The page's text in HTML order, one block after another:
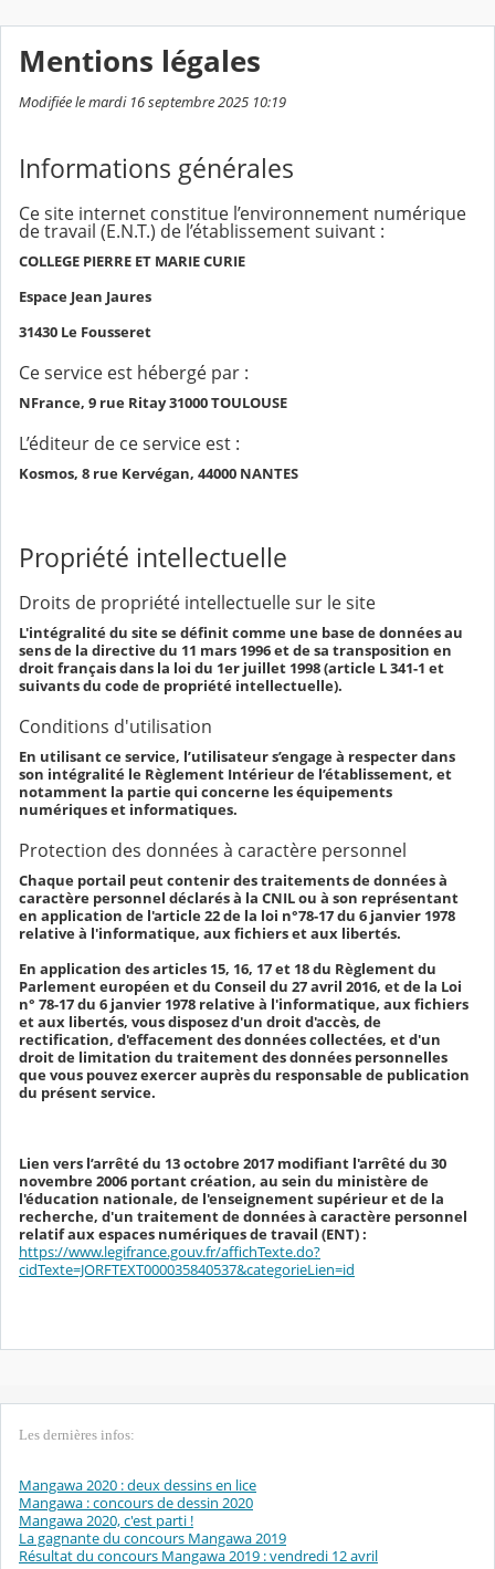
Mentions légales
Modifiée le mardi 16 septembre 2025 10:19
Informations générales
Ce site internet constitue l’environnement numérique
de travail (E.N.T.) de l’établissement suivant :
COLLEGE PIERRE ET MARIE CURIE
Espace Jean Jaures
31430 Le Fousseret
Ce service est hébergé par :
NFrance, 9 rue Ritay 31000 TOULOUSE
L’éditeur de ce service est :
Kosmos, 8 rue Kervégan, 44000 NANTES
Propriété intellectuelle
Droits de propriété intellectuelle sur le site
L'intégralité du site se définit comme une base de données au
sens de la directive du 11 mars 1996 et de sa transposition en
droit français dans la loi du 1er juillet 1998 (article L 341-1 et
suivants du code de propriété intellectuelle).
Conditions d'utilisation
En utilisant ce service, l’utilisateur s’engage à respecter dans
son intégralité le Règlement Intérieur de l’établissement, et
notamment la partie qui concerne les équipements
numériques et informatiques.
Protection des données à caractère personnel
Chaque portail peut contenir des traitements de données à
caractère personnel déclarés à la CNIL ou à son représentant
en application de l'article 22 de la loi n°78-17 du 6 janvier 1978
relative à l'informatique, aux fichiers et aux libertés.
En application des articles 15, 16, 17 et 18 du Règlement du
Parlement européen et du Conseil du 27 avril 2016, et de la Loi
n° 78-17 du 6 janvier 1978 relative à l'informatique, aux fichiers
et aux libertés, vous disposez d'un droit d'accès, de
rectification, d'effacement des données collectées, et d'un
droit de limitation du traitement des données personnelles
que vous pouvez exercer auprès du responsable de publication
du présent service.
Lien vers l’arrêté du 13 octobre 2017 modifiant l'arrêté du 30
novembre 2006 portant création, au sein du ministère de
l'éducation nationale, de l'enseignement supérieur et de la
recherche, d'un traitement de données à caractère personnel
relatif aux espaces numériques de travail (ENT) :
https://www.legifrance.gouv.fr/affichTexte.do?
cidTexte=JORFTEXT000035840537&categorieLien=id
Les dernières infos:
Mangawa 2020 : deux dessins en lice
Mangawa : concours de dessin 2020
Mangawa 2020, c'est parti !
La gagnante du concours Mangawa 2019
Résultat du concours Mangawa 2019 : vendredi 12 avril